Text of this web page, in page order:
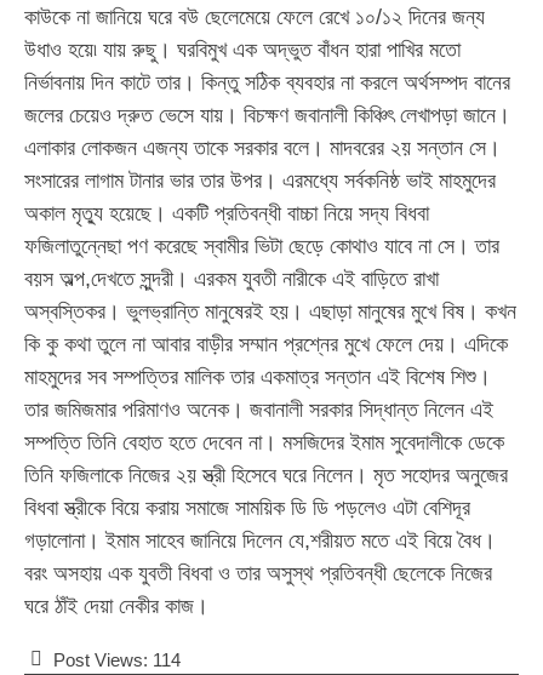
কাউকে না জানিয়ে ঘরে বউ ছেলেমেয়ে ফেলে রেখে ১০/১২ দিনের জন্য
উধাও হয়ে৷ যায় রুছু। ঘরবিমুখ এক অদ্ভুত বাঁধন হারা পাখির মতো
নির্ভাবনায় দিন কাটে তার। কিন্তু সঠিক ব্যবহার না করলে অর্থসম্পদ বানের
জলের চেয়েও দ্রুত ভেসে যায়। বিচক্ষণ জবানালী কিঞ্চিৎ লেখাপড়া জানে।
এলাকার লোকজন এজন্য তাকে সরকার বলে। মাদবরের ২য় সন্তান সে।
সংসারের লাগাম টানার ভার তার উপর। এরমধ্যে সর্বকনিষ্ঠ ভাই মাহমুদের
অকাল মৃত্যু হয়েছে। একটি প্রতিবন্ধী বাচ্চা নিয়ে সদ্য বিধবা
ফজিলাতুন্নেছা পণ করেছে স্বামীর ভিটা ছেড়ে কোথাও যাবে না সে। তার
বয়স অল্প,দেখতে সুন্দরী। এরকম যুবতী নারীকে এই বাড়িতে রাখা
অস্বস্তিকর। ভুলভ্রান্তি মানুষেরই হয়। এছাড়া মানুষের মুখে বিষ। কখন
কি কু কথা তুলে না আবার বাড়ীর সম্মান প্রশ্নের মুখে ফেলে দেয়। এদিকে
মাহমুদের সব সম্পত্তির মালিক তার একমাত্র সন্তান এই বিশেষ শিশু।
তার জমিজমার পরিমাণও অনেক। জবানালী সরকার সিদ্ধান্ত নিলেন এই
সম্পত্তি তিনি বেহাত হতে দেবেন না। মসজিদের ইমাম সুবেদালীকে ডেকে
তিনি ফজিলাকে নিজের ২য় স্ত্রী হিসেবে ঘরে নিলেন। মৃত সহোদর অনুজের
বিধবা স্ত্রীকে বিয়ে করায় সমাজে সাময়িক ডি ডি পড়লেও এটা বেশিদূর
গড়ালোনা। ইমাম সাহেব জানিয়ে দিলেন যে,শরীয়ত মতে এই বিয়ে বৈধ।
বরং অসহায় এক যুবতী বিধবা ও তার অসুস্থ প্রতিবন্ধী ছেলেকে নিজের
ঘরে ঠাঁই দেয়া নেকীর কাজ।
Post Views: 114